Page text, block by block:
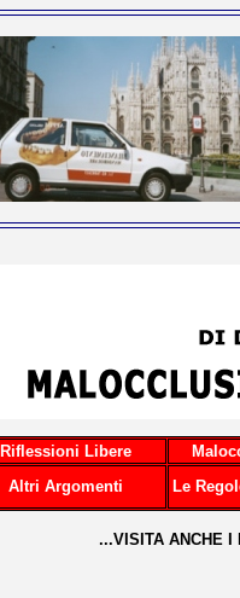
Riflessioni Libere
Altri Argomenti
Le
...VISITA ANCHE I